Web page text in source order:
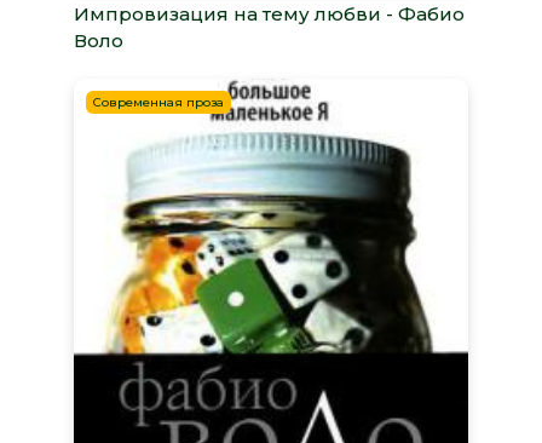
Импровизация на тему любви - Фабио
Воло
Современная проза